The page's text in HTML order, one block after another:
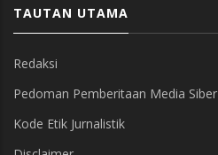
TAUTAN UTAMA
Redaksi
Pedoman Pemberitaan Media Siber
Kode Etik Jurnalistik